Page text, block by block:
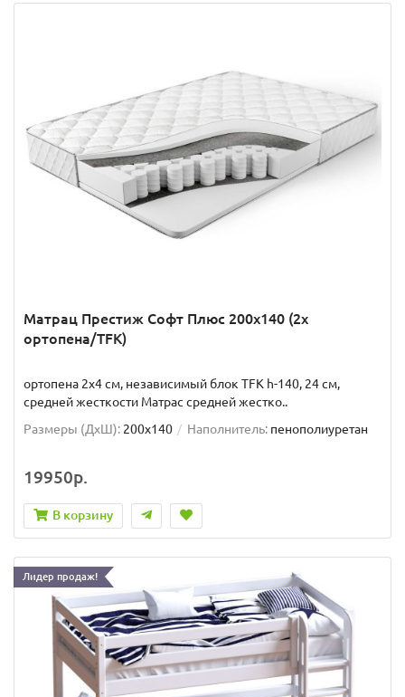
Матрац Престиж Софт Плюс 200x140 (2x
ортопена/TFK)
ортопена 2x4 см, независимый блок TFK h-140, 24 см,
средней жесткости Матрас средней жестко..
Размеры (ДxШ): 200x140 Наполнитель: пенополиуретан
19950р.
В корзину
Лидер продаж!